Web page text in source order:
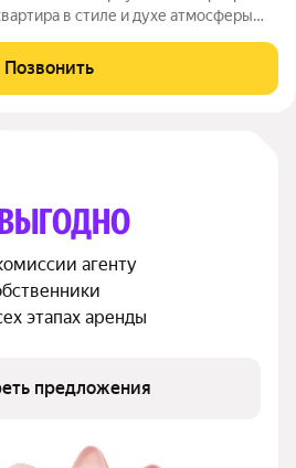
в стиле и духе атмосферы
изолированное. Стены
что
Позвонить
агенту
этапах аренды
предложения